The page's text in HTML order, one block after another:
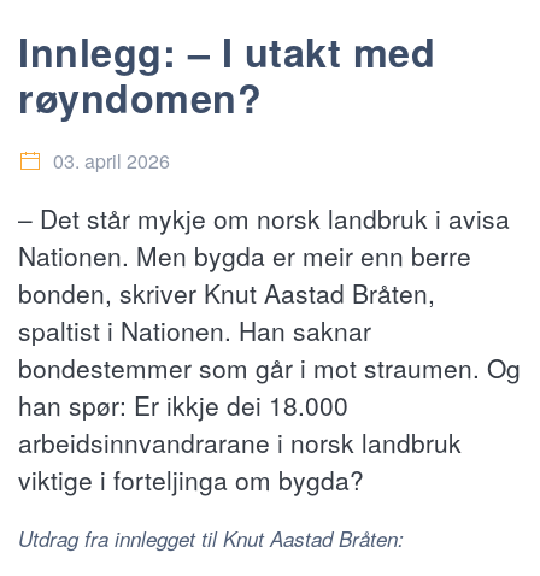
Innlegg: – I utakt med
røyndomen?
03. april 2026
– Det står mykje om norsk landbruk i avisa
Nationen. Men bygda er meir enn berre
bonden, skriver Knut Aastad Bråten,
spaltist i Nationen. Han saknar
bondestemmer som går i mot straumen. Og
han spør: Er ikkje dei 18.000
arbeidsinnvandrarane i norsk landbruk
viktige i forteljinga om bygda?
Utdrag fra innlegget til Knut Aastad Bråten: